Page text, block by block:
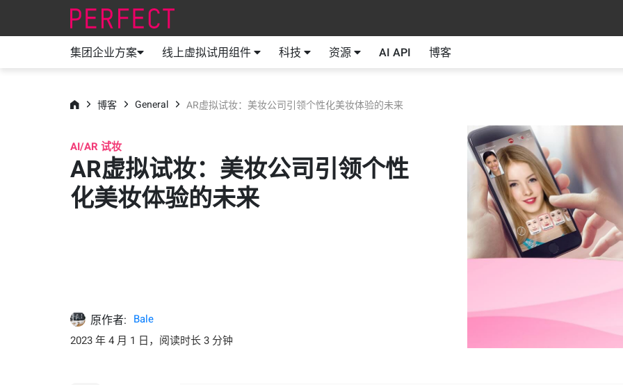
集团企业方案 线上虚拟试用组件 科技 资源 AI API 博客
博客 General AR虚拟试妆：美妆公司引领个性化美妆体验的未来
AI/AR 试妆
AR虚拟试妆：美妆公司引领个性
化美妆体验的未来
原作者:
Bale
2023 年 4 月 1 日，阅读时长 3 分钟